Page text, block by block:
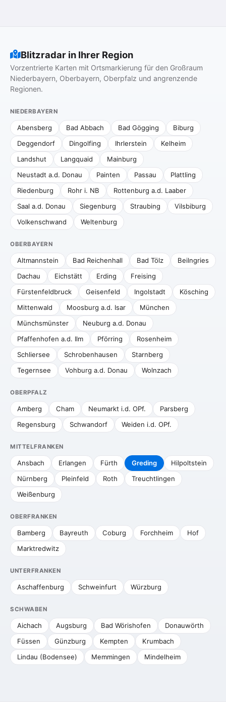
Blitzradar in Ihrer Region
Vorzentrierte Karten mit Ortsmarkierung für den Großraum
Niederbayern, Oberbayern, Oberpfalz und angrenzende
Regionen.
NIEDERBAYERN
Abensberg Bad Abbach Bad Gögging
Biburg
Deggendorf
Dingolfing Ihrlerstein
Kelheim
Landshut
Langquaid
Mainburg
Neustadt a.d. Donau
Painten Passau
Plattling
Riedenburg
Rohr i. NB
Rottenburg a.d. Laaber
Saal a.d. Donau
Siegenburg Straubing
Vilsbiburg
Volkenschwand
Weltenburg
OBERBAYERN
Altmannstein Bad Reichenhall Bad Tölz
Beilngries
Dachau
Eichstätt Erding
Freising
Fürstenfeldbruck
Geisenfeld Ingolstadt
Kösching
Mittenwald
Moosburg a.d. Isar
München
Münchsmünster
Neuburg a.d. Donau
Pfaffenhofen a.d. Ilm
Pförring
Rosenheim
Schliersee
Schrobenhausen
Starnberg
Tegernsee
Vohburg a.d. Donau Wolnzach
OBERPFALZ
Amberg Cham Neumarkt i.d. OPf.
Parsberg
Regensburg
Schwandorf Weiden i.d. OPf.
MITTELFRANKEN
Ansbach Erlangen Fürth Greding
Hilpoltstein
Nürnberg
Pleinfeld Roth
Treuchtlingen
Weißenburg
OBERFRANKEN
Bamberg Bayreuth Coburg Forchheim
Hof
Marktredwitz
UNTERFRANKEN
Aschaffenburg Schweinfurt Würzburg
SCHWABEN
Aichach Augsburg Bad Wörishofen
Donauwörth
Füssen
Günzburg Kempten
Krumbach
Lindau (Bodensee)
Memmingen Mindelheim